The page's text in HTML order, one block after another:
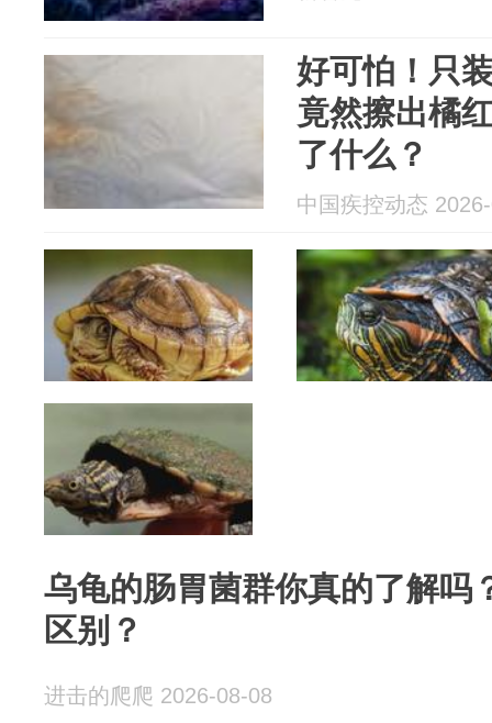
好可怕！只
竟然擦出橘
了什么？
中国疾控动态
乌龟的肠胃菌群你真的了解吗
区别？
进击的爬爬 2026-08-08